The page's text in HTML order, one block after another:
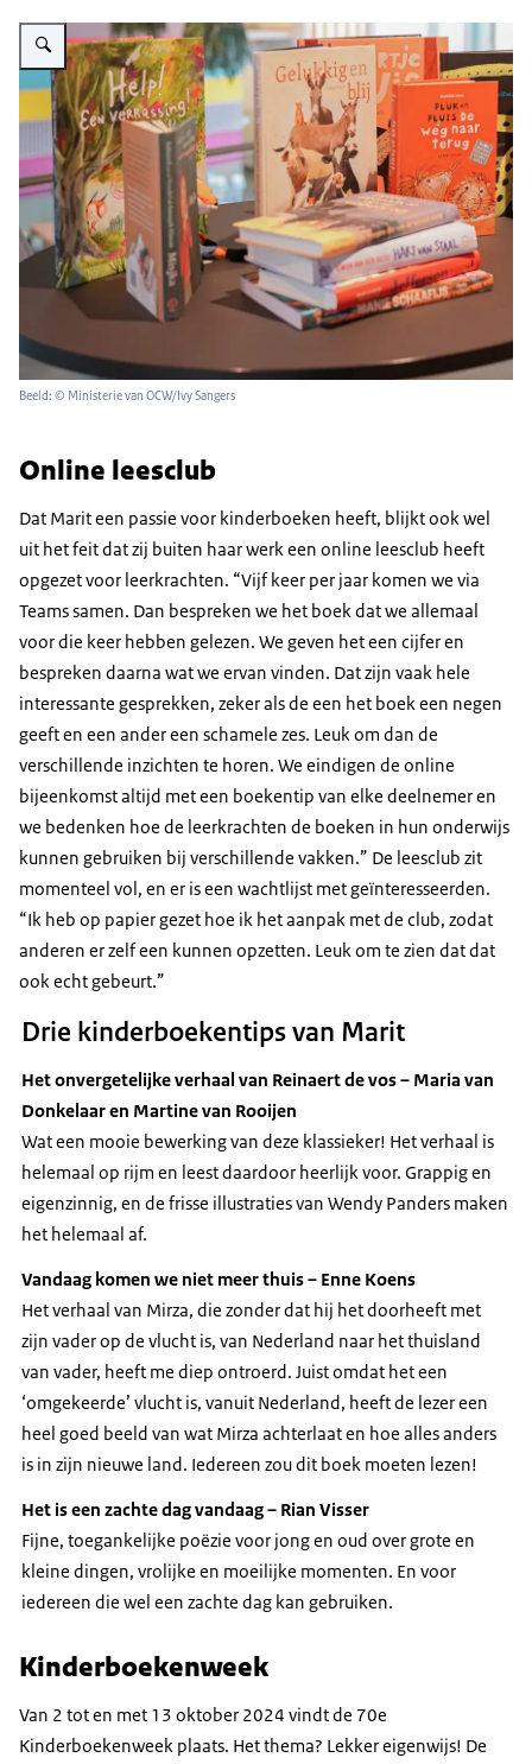
Vergroot afbeelding Kinderboeken op een tafel
Beeld: © Ministerie van OCW/Ivy Sangers
Online leesclub
Dat Marit een passie voor kinderboeken heeft, blijkt ook wel
uit het feit dat zij buiten haar werk een online leesclub heeft
opgezet voor leerkrachten. “Vijf keer per jaar komen we via
Teams samen. Dan bespreken we het boek dat we allemaal
voor die keer hebben gelezen. We geven het een cijfer en
bespreken daarna wat we ervan vinden. Dat zijn vaak hele
interessante gesprekken, zeker als de een het boek een negen
geeft en een ander een schamele zes. Leuk om dan de
verschillende inzichten te horen. We eindigen de online
bijeenkomst altijd met een boekentip van elke deelnemer en
we bedenken hoe de leerkrachten de boeken in hun onderwijs
kunnen gebruiken bij verschillende vakken.” De leesclub zit
momenteel vol, en er is een wachtlijst met geïnteresseerden.
“Ik heb op papier gezet hoe ik het aanpak met de club, zodat
anderen er zelf een kunnen opzetten. Leuk om te zien dat dat
ook echt gebeurt.”
Drie kinderboekentips van Marit
Het onvergetelijke verhaal van Reinaert de vos – Maria van
Donkelaar en Martine van Rooijen
Wat een mooie bewerking van deze klassieker! Het verhaal is
helemaal op rijm en leest daardoor heerlijk voor. Grappig en
eigenzinnig, en de frisse illustraties van Wendy Panders maken
het helemaal af.
Vandaag komen we niet meer thuis – Enne Koens
Het verhaal van Mirza, die zonder dat hij het doorheeft met
zijn vader op de vlucht is, van Nederland naar het thuisland
van vader, heeft me diep ontroerd. Juist omdat het een
‘omgekeerde’ vlucht is, vanuit Nederland, heeft de lezer een
heel goed beeld van wat Mirza achterlaat en hoe alles anders
is in zijn nieuwe land. Iedereen zou dit boek moeten lezen!
Het is een zachte dag vandaag – Rian Visser
Fijne, toegankelijke poëzie voor jong en oud over grote en
kleine dingen, vrolijke en moeilijke momenten. En voor
iedereen die wel een zachte dag kan gebruiken.
Kinderboekenweek
Van 2 tot en met 13 oktober 2024 vindt de 70e
Kinderboekenweek plaats. Het thema? Lekker eigenwijs! De